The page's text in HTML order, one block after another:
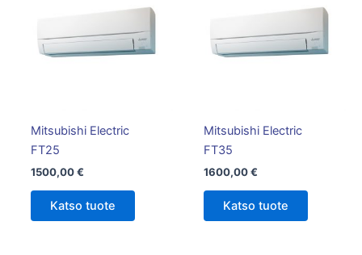
Mitsubishi Electric
FT25
1500,00€
Katso tuote
Mitsubishi Electric
FT35
1600,00€
Katso tuote